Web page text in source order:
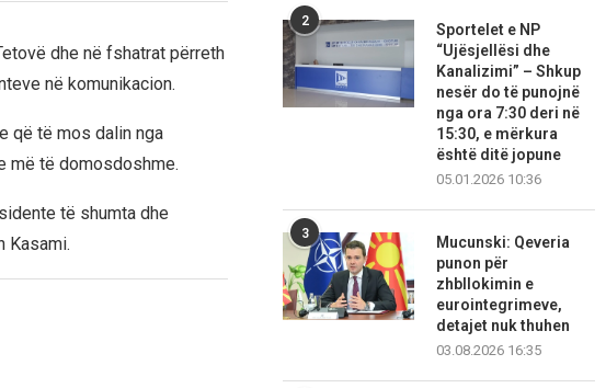
dhe në fshatrat përreth
në komunikacion.
që të mos dalin nga
më të domosdoshme.
të shumta dhe
Kasami.
2
Sportelet e NP
“Ujësjellësi dhe
Kanalizimi” – Shkup
nesër do të punojnë
nga ora 7:30 deri në
15:30, e mërkura
është ditë jopune
05.01.2026 10:36
3
Mucunski: Qeveria
punon për
zhbllokimin e
eurointegrimeve,
detajet nuk thuhen
03.08.2026 16:35